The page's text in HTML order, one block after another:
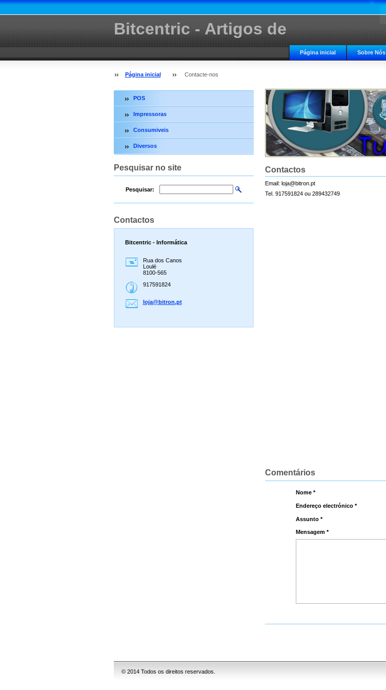
Bitcentric - Artigos de
informática
Página inicial Sobre Nós
Página inicial Contacte-nos
Contactos
Email: loja@bitron.pt
Tel. 917591824 ou 289432749
Comentários
Nome *
Endereço electrónico *
Assunto *
Mensagem *
POS
Impressoras
Consumiveis
Diversos
Pesquisar no site
Pesquisar:
Contactos
Bitcentric - Informática
Rua dos Canos
Loulé
8100-565
917591824
loja@bitron.pt
© 2014 Todos os direitos reservados.